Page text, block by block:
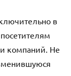
в
компаний. Не